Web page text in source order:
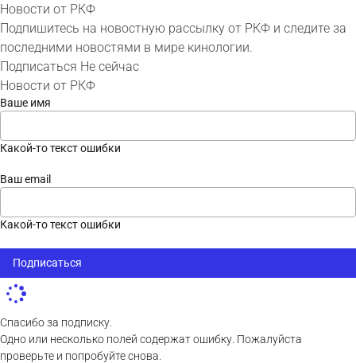
Новости от РКФ
Подпишитесь на новостную рассылку от РКФ и следите за
последними новостями в мире кинологии.
Подписаться Не сейчас
Новости от РКФ
Ваше имя
Какой-то текст ошибки
Ваш email
Какой-то текст ошибки
Подписаться
Спасибо за подписку.
Одно или несколько полей содержат ошибку. Пожалуйста
проверьте и попробуйте снова.